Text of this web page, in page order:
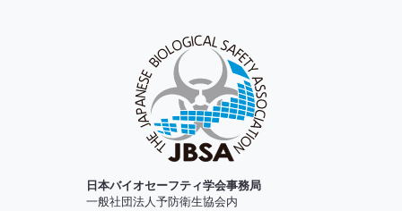
日本バイオセーフティ学会事務局
一般社団法人予防衛生協会内